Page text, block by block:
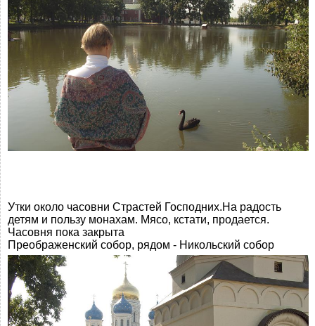
Утки около часовни Страстей Господних.На радость
детям и пользу монахам. Мясо, кстати, продается.
Часовня пока закрыта
Преображенский собор, рядом - Никольский собор